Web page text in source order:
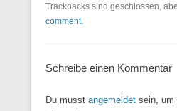
Trackbacks sind geschlossen,
comment.
Schreibe einen Kommentar
Du musst angemeldet sein, um